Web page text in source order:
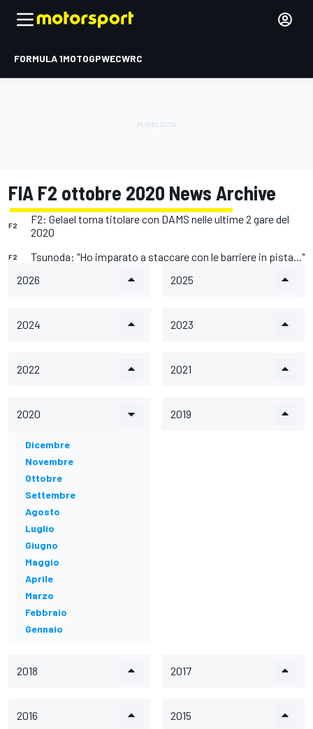
FORMULA 1MOTOGPWECWRC
FIA F2 ottobre 2020 News Archive
F2
F2: Gelael torna titolare con DAMS nelle ultime 2 gare del
2020
F2
Tsunoda: "Ho imparato a staccare con le barriere in pista..."
2026
2025
2024 2023
2022 2021
2020
Dicembre
Novembre
Ottobre
Settembre
Agosto
Luglio
Giugno
Maggio
Aprile
Marzo
Febbraio
Gennaio
2019
2018 2017
2016 2015